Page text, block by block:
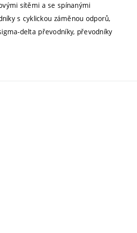
sítěmi a se spínanými
s cyklickou záměnou odporů,
delta převodníky, převodníky